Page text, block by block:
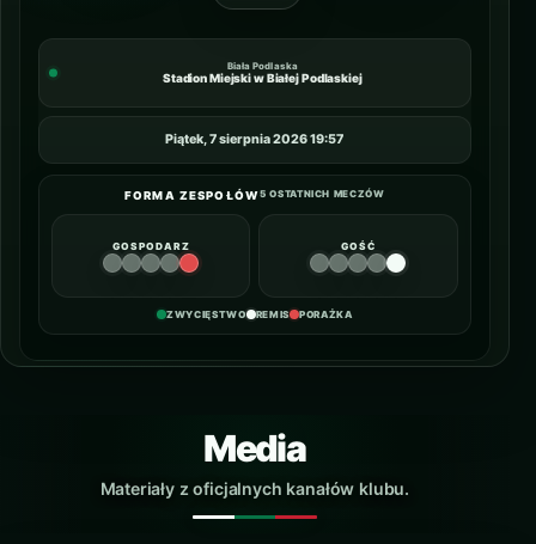
Biała Podlaska
Stadion Miejski w Białej Podlaskiej
Piątek, 7 sierpnia 2026 19:57
FORMA ZESPOŁÓW5 OSTATNICH MECZÓW
GOSPODARZ GOŚĆ
ZWYCIĘSTWO REMIS PORAŻKA
Media
Materiały z oficjalnych kanałów klubu.